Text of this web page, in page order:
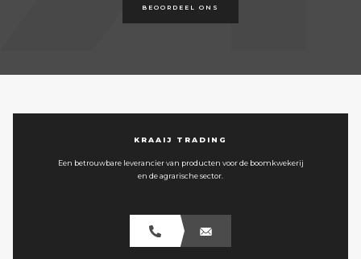
BEOORDEEL ONS
KRAAIJ TRADING
Een betrouwbare leverancier van producten voor de boomkwekerij
en de agrarische sector.